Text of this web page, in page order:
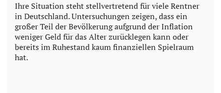
Ihre Situation steht stellvertretend für viele Rentner
in Deutschland. Untersuchungen zeigen, dass ein
großer Teil der Bevölkerung aufgrund der Inflation
weniger Geld für das Alter zurücklegen kann oder
bereits im Ruhestand kaum finanziellen Spielraum
hat.